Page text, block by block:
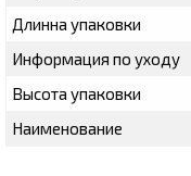
Длинна упаковки
Информация по уходу
Высота упаковки
Наименование